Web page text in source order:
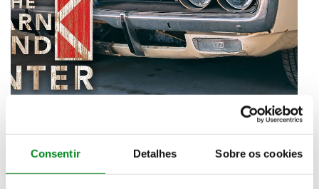
Consentir Detalhes Sobre os cookies